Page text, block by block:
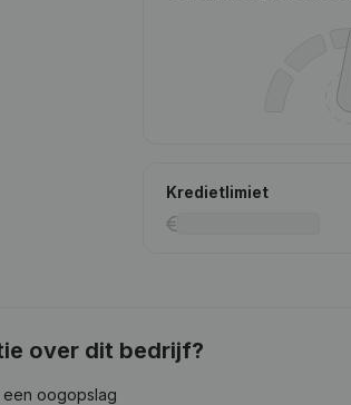
Kredietlimiet
over dit bedrijf?
oogopslag